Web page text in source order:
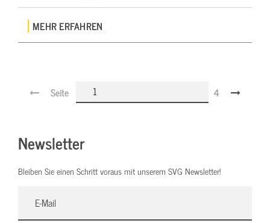
MEHR ERFAHREN
Seite 4
Newsletter
Bleiben Sie einen Schritt voraus mit unserem SVG Newsletter!